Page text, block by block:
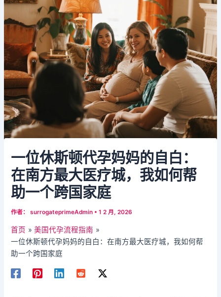
一位休斯顿代孕妈妈的自白：
在南方最大医疗城，我如何帮
助一个跨国家庭​
作者： surrogateprimeAdmin •1 2 月, 2026
首页
美国代孕流程指南
一位休斯顿代孕妈妈的自白：在南方最大医疗城，我如何帮
助一个跨国家庭​